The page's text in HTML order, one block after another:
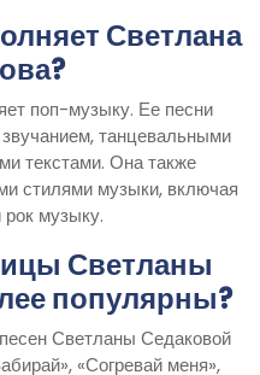
Светлана
поп-музыку. Ее песни
танцевальными
текстами. Она также
стилями музыки, включая
музыку.
Светланы
популярны?
Светланы Седаковой
«Согревай меня»,